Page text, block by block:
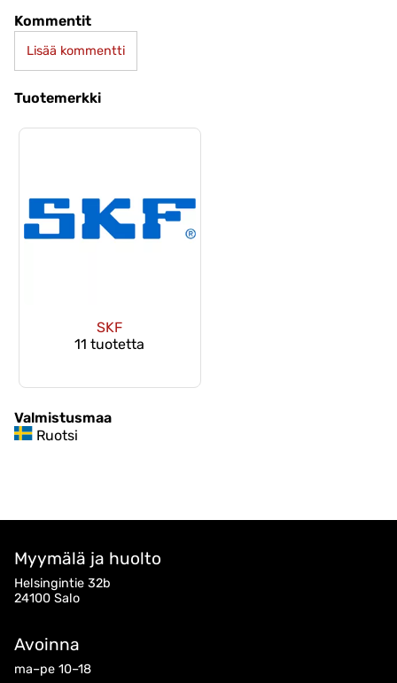
Kommentit
Lisää kommentti
Tuotemerkki
SKF
11 tuotetta
Valmistusmaa
Ruotsi
Myymälä ja huolto
Helsingintie 32b
24100 Salo
Avoinna
ma–pe 10–18